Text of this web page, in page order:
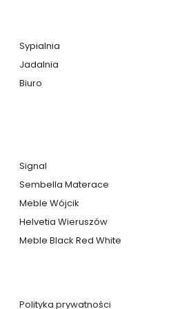
Chrom
czernie
HoReCa
Hotel
Kawiarnia
Kuchnia
ekoskóra
Sypialnia
Jadalnia
Biuro
Signal
Sembella Materace
Meble Wójcik
Helvetia Wieruszów
Meble Black Red White
Polityka prywatności